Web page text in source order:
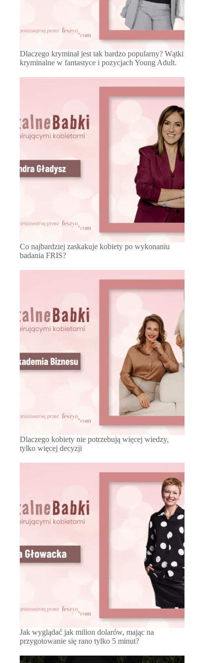
Dlaczego kryminał jest tak bardzo popularny? Wątki
kryminalne w fantastyce i pozycjach Young Adult.
Co najbardziej zaskakuje kobiety po wykonaniu
badania FRIS?
Dlaczego kobiety nie potrzebują więcej wiedzy,
tylko więcej decyzji
Jak wyglądać jak milion dolarów, mając na
przygotowanie się rano tylko 5 minut?